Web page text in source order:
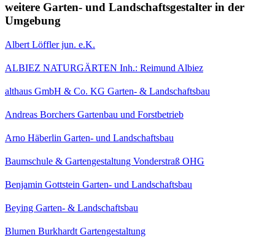
weitere Garten- und Landschaftsgestalter in der
Umgebung
Albert Löffler jun. e.K.
ALBIEZ NATURGÄRTEN Inh.: Reimund Albiez
althaus GmbH & Co. KG Garten- & Landschaftsbau
Andreas Borchers Gartenbau und Forstbetrieb
Arno Häberlin Garten- und Landschaftsbau
Baumschule & Gartengestaltung Vonderstraß OHG
Benjamin Gottstein Garten- und Landschaftsbau
Beying Garten- & Landschaftsbau
Blumen Burkhardt Gartengestaltung